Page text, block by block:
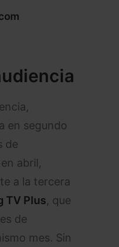
en segundo
de
abril,
a la tercera
TV Plus, que
de
mes. Sin